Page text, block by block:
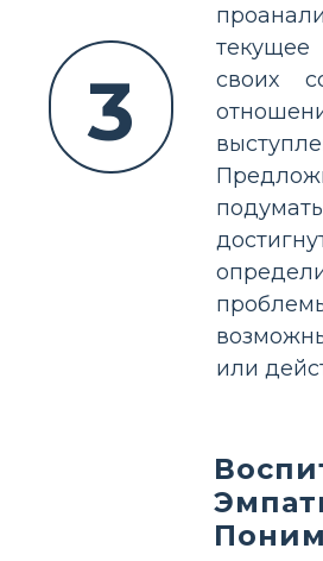
3
своих
или